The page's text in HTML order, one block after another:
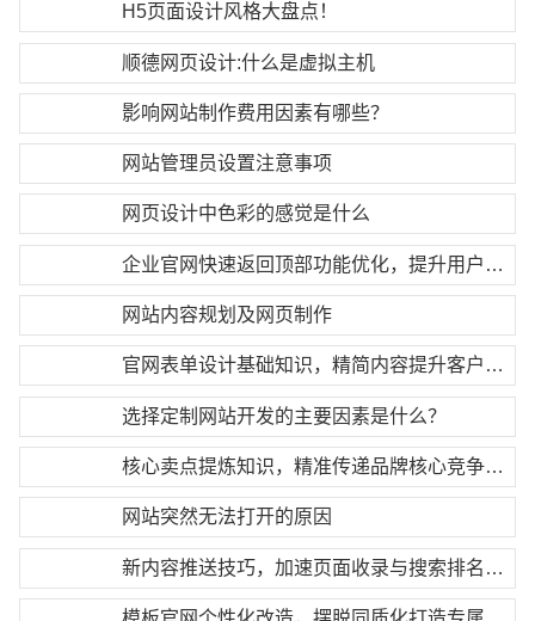
H5页面设计风格大盘点！
顺德网页设计:什么是虚拟主机
影响网站制作费用因素有哪些？
网站管理员设置注意事项
网页设计中色彩的感觉是什么
企业官网快速返回顶部功能优化，提升用户操作体验
网站内容规划及网页制作
官网表单设计基础知识，精简内容提升客户提交率
选择定制网站开发的主要因素是什么？
核心卖点提炼知识，精准传递品牌核心竞争优势
网站突然无法打开的原因
新内容推送技巧，加速页面收录与搜索排名更新